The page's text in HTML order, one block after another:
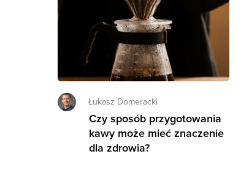
Łukasz Domeracki
Czy sposób przygotowania
kawy może mieć znaczenie
dla zdrowia?